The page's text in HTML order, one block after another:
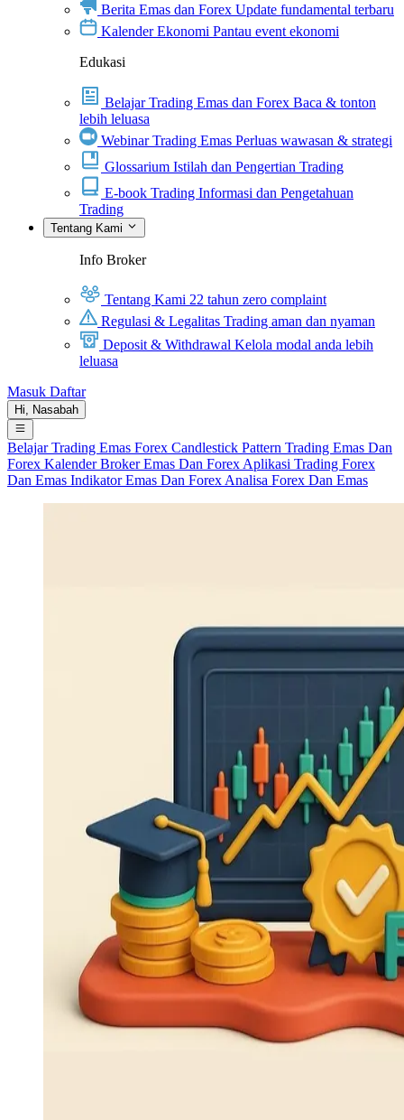
Berita Emas dan Forex Update fundamental terbaru
Kalender Ekonomi Pantau event ekonomi
Edukasi
Belajar Trading Emas dan Forex Baca & tonton
lebih leluasa
Webinar Trading Emas Perluas wawasan & strategi
Glossarium Istilah dan Pengertian Trading
E-book Trading Informasi dan Pengetahuan
Trading
Tentang Kami
Info Broker
Tentang Kami 22 tahun zero complaint
Regulasi & Legalitas Trading aman dan nyaman
Deposit & Withdrawal Kelola modal anda lebih
leluasa
Masuk Daftar
Hi, Nasabah
Belajar Trading Emas Forex Candlestick Pattern Trading Emas Dan
Forex KalenderBroker Emas Dan Forex Aplikasi Trading Forex
Dan Emas Indikator Emas Dan Forex Analisa Forex Dan Emas